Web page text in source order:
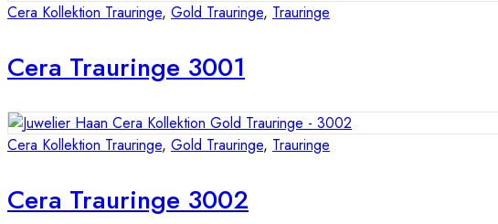
Cera Kollektion Trauringe, Gold Trauringe, Trauringe
Cera Trauringe 3001
Cera Kollektion Trauringe, Gold Trauringe, Trauringe
Cera Trauringe 3002